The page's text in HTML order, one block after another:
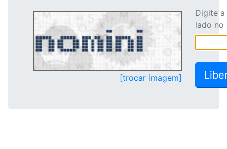
[trocar imagem]
Digite
lado no